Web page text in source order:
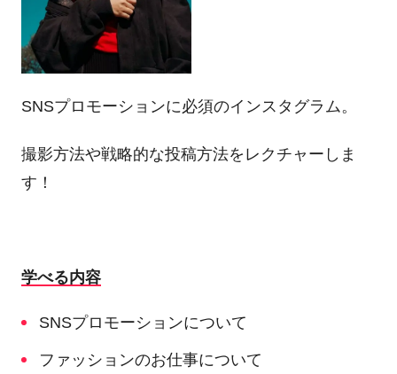
SNSプロモーションに必須のインスタグラム。
撮影方法や戦略的な投稿方法をレクチャーしま
す！
学べる内容
SNSプロモーションについて
ファッションのお仕事について